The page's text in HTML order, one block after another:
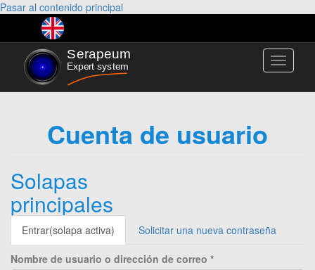
Pasar al contenido principal
Toggle
Cuenta de usuario
Solapas
principales
Entrar(solapa activa) Solicitar una nueva contraseña
Nombre de usuario o dirección de correo *